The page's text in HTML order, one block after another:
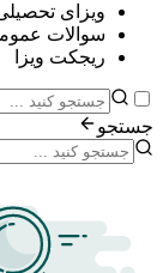
تحصیلی
عمومی اخذ ویزا
ویزا